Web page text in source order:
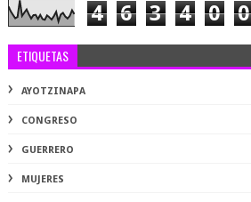
4 6 3 4 0 0
ETIQUETAS
AYOTZINAPA
CONGRESO
GUERRERO
MUJERES